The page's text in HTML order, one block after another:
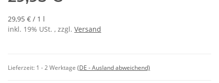
29,95 € / 1 l
inkl. 19% USt. , zzgl. Versand
Lieferzeit: 1 - 2 Werktage (DE - Ausland abweichend)